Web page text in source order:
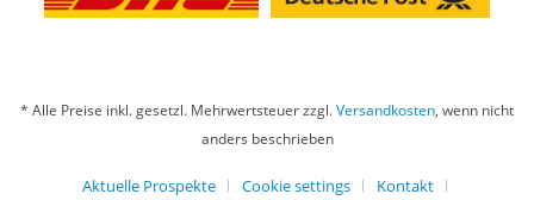
* Alle Preise inkl. gesetzl. Mehrwertsteuer zzgl.Versandkosten, wenn nicht
anders beschrieben
Aktuelle Prospekte Cookie settings Kontakt